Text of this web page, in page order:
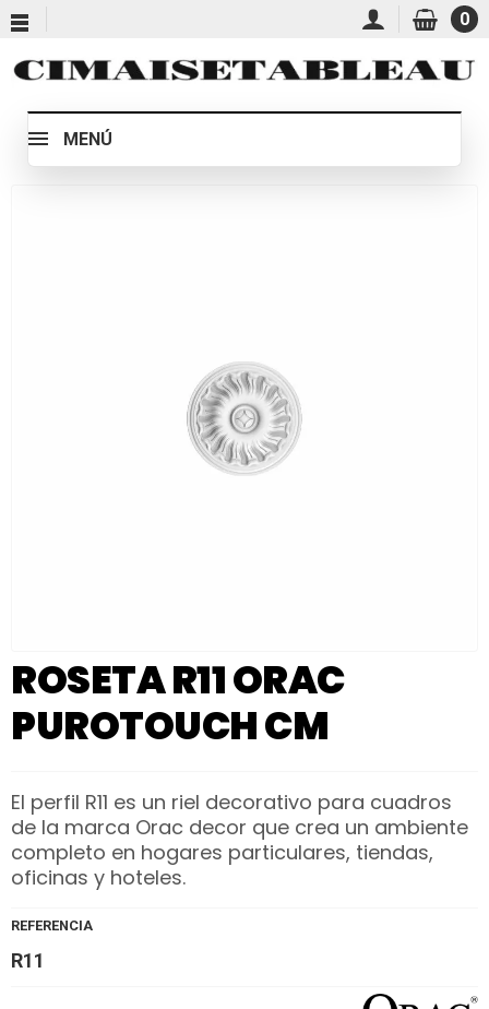
0
MENÚ
ROSETA R11 ORAC
PUROTOUCH CM
El perfil R11 es un riel decorativo para cuadros
de la marca Orac decor que crea un ambiente
completo en hogares particulares, tiendas,
oficinas y hoteles.
REFERENCIA
R11